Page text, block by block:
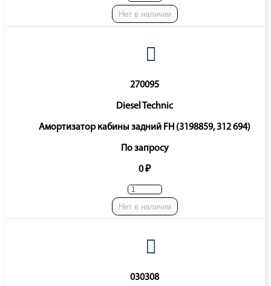
Нет в наличии
270095
Diesel Technic
Амортизатор кабины задний FH (3198859, 312 694)
По запросу
0 ₽
Нет в наличии
030308